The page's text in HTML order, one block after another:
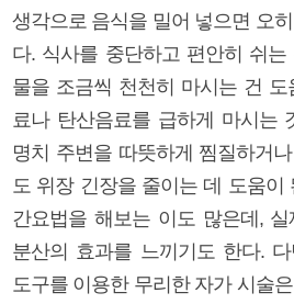
생각으로 음식을 밀어 넣으면 오
다. 식사를 중단하고 편안히 쉬
물을 조금씩 천천히 마시는 건
료나 탄산음료를 급하게 마시는
명치 주변을 따뜻하게 찜질하거
도 위장 긴장을 줄이는 데 도움이
간요법을 해보는 이도 많은데,
분산의 효과를 느끼기도 한다.
도구를 이용한 무리한 자가 시술